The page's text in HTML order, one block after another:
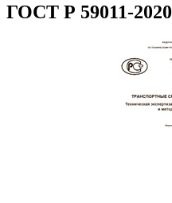
ГОСТ Р 59011-2020